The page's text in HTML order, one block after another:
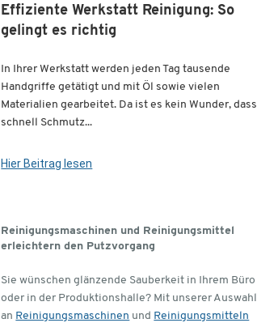
Effiziente Werkstatt Reinigung: So
gelingt es richtig
In Ihrer Werkstatt werden jeden Tag tausende
Handgriffe getätigt und mit Öl sowie vielen
Materialien gearbeitet. Da ist es kein Wunder, dass
schnell Schmutz...
Hier Beitrag lesen
Reinigungsmaschinen und Reinigungsmittel
erleichtern den Putzvorgang
Sie wünschen glänzende Sauberkeit in Ihrem Büro
oder in der Produktionshalle? Mit unserer Auswahl
an Reinigungsmaschinen und Reinigungsmitteln